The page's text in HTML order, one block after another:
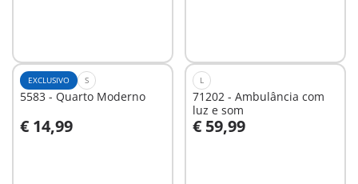
EXCLUSIVO S
5583 - Quarto Moderno
€ 14,99
Ao carrinho
L
71202 - Ambulância com
luz e som
€ 59,99
Ao carrinho